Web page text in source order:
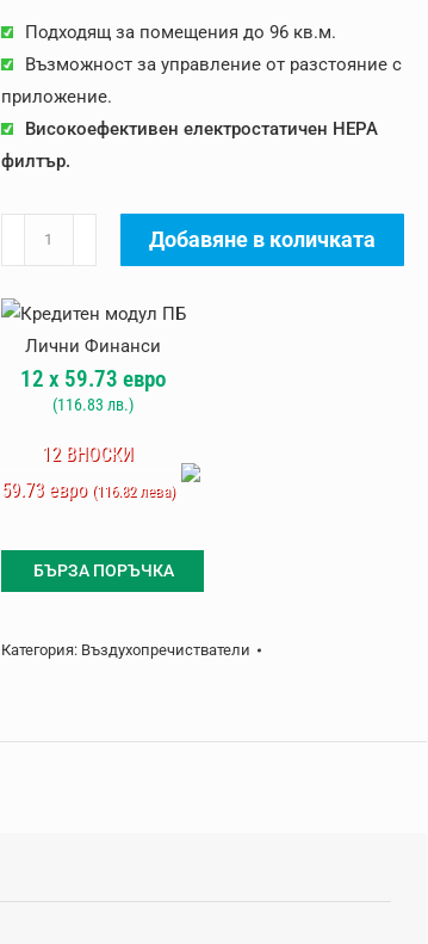
1689.84 лв..
Подходящ за помещения до 96 кв.м.
Възможност за управление от разстояние с
приложение.
Високоефективен електростатичен HEPA
филтър.
за
Daikin
MCK70Z
Black
Добавяне в количката
12 x 59.73 евро
(116.83 лв.)
12 ВНОСКИ
59.73 евро (116.82 лева)
БЪРЗА ПОРЪЧКА
Категория: Въздухопречистватели